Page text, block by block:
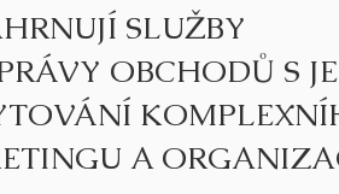
SLUŽBY
OBCHODŮ S
A